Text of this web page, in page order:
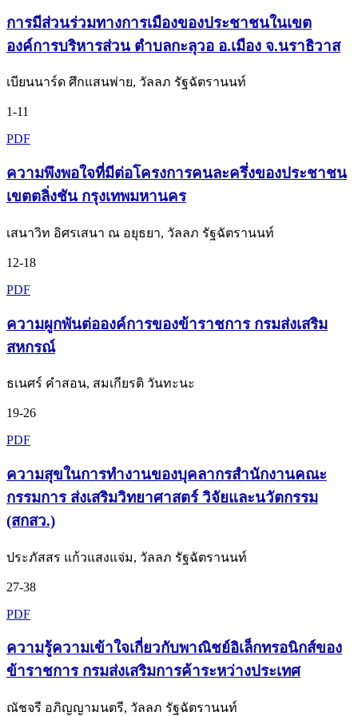
การมีส่วนร่วมทางการเมืองของประชาชนในเขต
องค์การบริหารส่วน ตำบลกะลุวอ อ.เมือง จ.นราธิวาส
เบียนนาร์ด ศึกแสนพ่าย, วัลลภ รัฐฉัตรานนท์
1-11
PDF
ความพึงพอใจที่มีต่อโครงการคนละครึ่งของประชาชน
เขตตลิ่งชัน กรุงเทพมหานคร
เสนาวิท อิศรเสนา ณ อยุธยา, วัลลภ รัฐฉัตรานนท์
12-18
PDF
ความผูกพันต่อองค์การของข้าราชการ กรมส่งเสริม
สหกรณ์
ธเนศร์ คำสอน, สมเกียรติ วันทะนะ
19-26
PDF
ความสุขในการทำงานของบุคลากรสำนักงานคณะ
กรรมการ ส่งเสริมวิทยาศาสตร์ วิจัยและนวัตกรรม
(สกสว.)
ประภัสสร แก้วแสงแจ่ม, วัลลภ รัฐฉัตรานนท์
27-38
PDF
ความรู้ความเข้าใจเกี่ยวกับพาณิชย์อิเล็กทรอนิกส์ของ
ข้าราชการ กรมส่งเสริมการค้าระหว่างประเทศ
ณัชจรี อภิญญามนตรี, วัลลภ รัฐฉัตรานนท์